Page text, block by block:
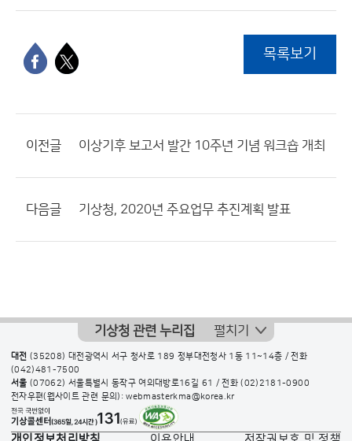
목록보기
이전글 이상기후 보고서 발간 10주년 기념 워크숍 개최
다음글 기상청, 2020년 주요업무 추진계획 발표
기상청 관련 누리집 펼치기
대전 (35208) 대전광역시 서구 청사로 189 정부대전청사 1동 11~14층 / 전화
(042)481-7500
서울 (07062) 서울특별시 동작구 여의대방로16길 61 / 전화(02)2181-0900
전자우편(웹사이트 관련 문의): webmasterkma@korea.kr